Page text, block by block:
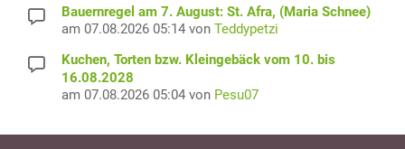
Bauernregel am 7. August: St. Afra, (Maria Schnee)
am 07.08.2026 05:14 von Teddypetzi
Kuchen, Torten bzw. Kleingebäck vom 10. bis
16.08.2028
am 07.08.2026 05:04 von Pesu07